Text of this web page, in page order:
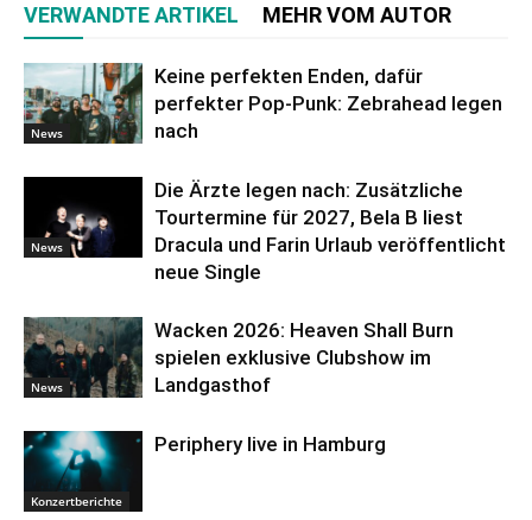
VERWANDTE ARTIKEL MEHR VOM AUTOR
News
Keine perfekten Enden, dafür
perfekter Pop-Punk: Zebrahead legen
nach
News
Die Ärzte legen nach: Zusätzliche
Tourtermine für 2027, Bela B liest
Dracula und Farin Urlaub veröffentlicht
neue Single
News
Wacken 2026: Heaven Shall Burn
spielen exklusive Clubshow im
Landgasthof
Konzertberichte
Periphery live in Hamburg